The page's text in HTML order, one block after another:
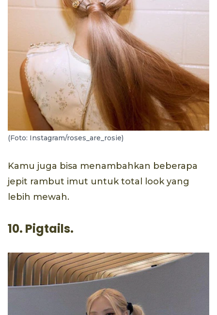
(Foto: Instagram/roses_are_rosie)
Kamu juga bisa menambahkan beberapa
jepit rambut imut untuk total look yang
lebih mewah.
10. Pigtails.